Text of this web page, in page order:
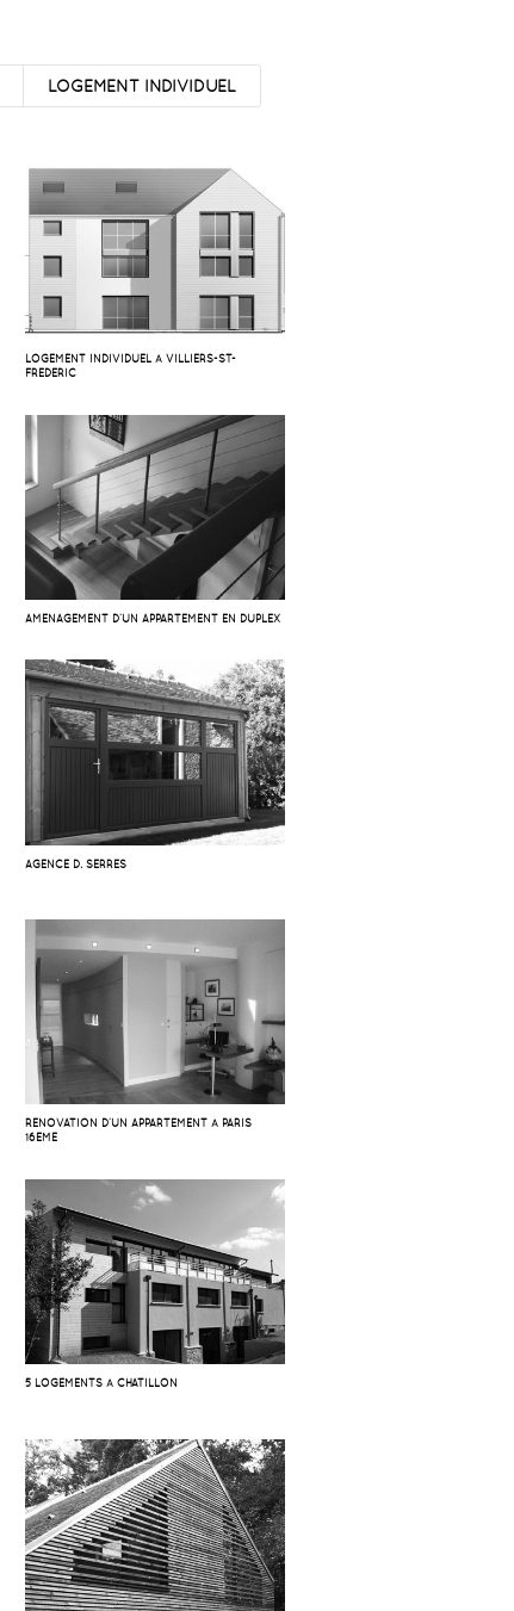
LOGEMENT INDIVIDUEL
LOGEMENT INDIVIDUEL À VILLIERS-ST-
FRÉDÉRIC
AMÉNAGEMENT D’UN APPARTEMENT EN DUPLEX
AGENCE D. SERRES
RÉNOVATION D’UN APPARTEMENT À PARIS
16EME
5 LOGEMENTS À CHATILLON